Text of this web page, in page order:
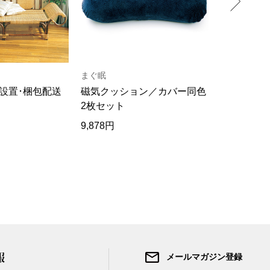
置･梱包配送
まぐ眠
磁気クッション／カバー同色
2枚セット
9,878円
メールマガジン登録